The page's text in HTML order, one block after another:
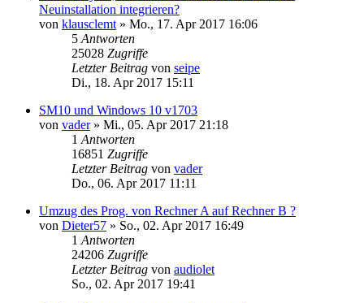
Neuinstallation integrieren?
von klausclemt » Mo., 17. Apr 2017 16:06
5 Antworten
25028 Zugriffe
Letzter Beitrag von seipe
Di., 18. Apr 2017 15:11
SM10 und Windows 10 v1703
von vader» Mi., 05. Apr 2017 21:18
1 Antworten
16851 Zugriffe
Letzter Beitrag von vader
Do., 06. Apr 2017 11:11
Umzug des Prog. von Rechner A auf Rechner B ?
von Dieter57 » So., 02. Apr 2017 16:49
1 Antworten
24206 Zugriffe
Letzter Beitrag von audiolet
So., 02. Apr 2017 19:41